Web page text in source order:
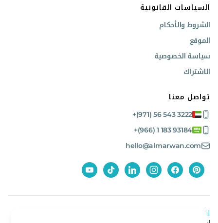
السياسات القانونية
الشروط والأحكام
الموقع
سياسة الخصوصية
الاشتراك
تواصل معنا
+(971) 56 543 3222
+(966) 1 183 93184
hello@almarwan.com
اشترك في نشرتنا الإخبارية